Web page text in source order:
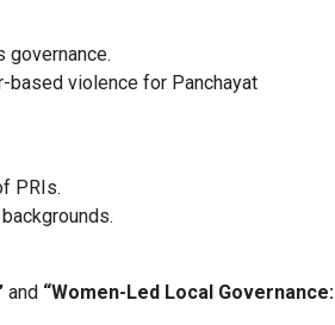
governance.
based violence for Panchayat
PRIs.
and “Women-Led Local Governance: